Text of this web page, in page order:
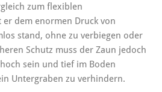
zum flexiblen
dem enormen Druck von
stand, ohne zu verbiegen oder
Schutz muss der Zaun jedoch
sein und tief im Boden
Untergraben zu verhindern.